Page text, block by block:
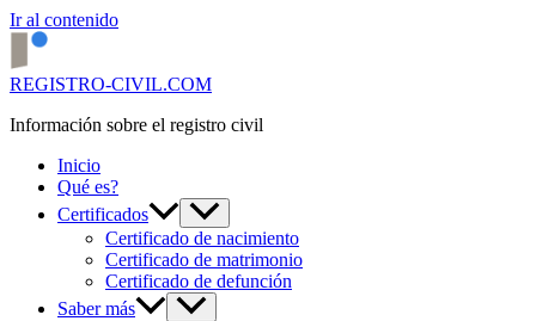
Ir al contenido
REGISTRO-CIVIL.COM
Información sobre el registro civil
Inicio
Qué es?
Certificados
Certificado de nacimiento
Certificado de matrimonio
Certificado de defunción
Saber más